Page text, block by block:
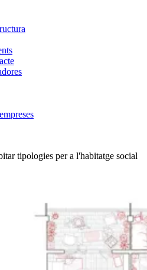
tipologies per a l'habitatge social